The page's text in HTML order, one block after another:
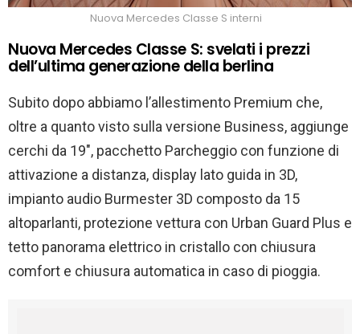
Nuova Mercedes Classe S interni
Nuova Mercedes Classe S: svelati i prezzi
dell’ultima generazione della berlina
Subito dopo abbiamo l’allestimento Premium che,
oltre a quanto visto sulla versione Business, aggiunge
cerchi da 19″, pacchetto Parcheggio con funzione di
attivazione a distanza, display lato guida in 3D,
impianto audio Burmester 3D composto da 15
altoparlanti, protezione vettura con Urban Guard Plus e
tetto panorama elettrico in cristallo con chiusura
comfort e chiusura automatica in caso di pioggia.